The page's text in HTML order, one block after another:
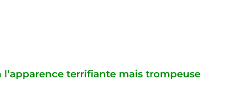
l’apparence terrifiante mais trompeuse